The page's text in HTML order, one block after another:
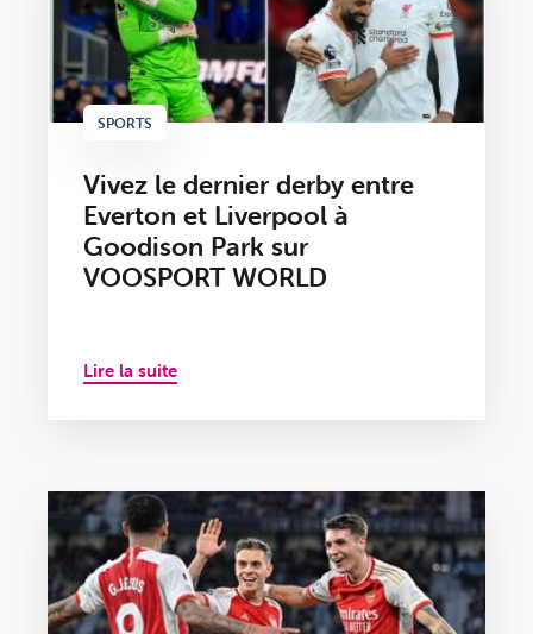
SPORTS
Vivez le dernier derby entre
Everton et Liverpool à
Goodison Park sur
VOOSPORT WORLD
Lire la suite